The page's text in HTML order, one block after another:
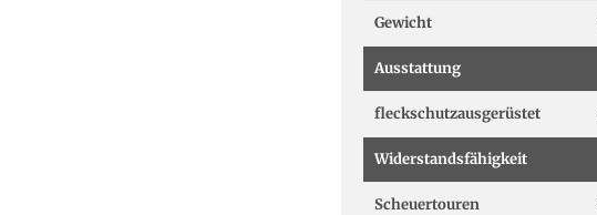
Gewicht
Ausstattung
fleckschutzausgerüstet
Widerstandsfähigkeit
Scheuertouren